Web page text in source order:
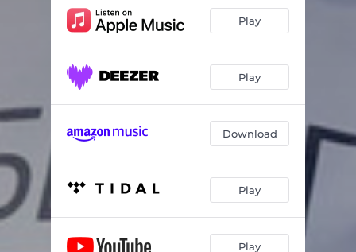
Play
Play
Download
Play
Play